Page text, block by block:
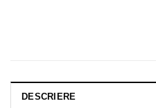
DESCRIERE